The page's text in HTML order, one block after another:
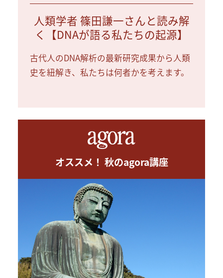
人類学者 篠田謙一さんと読み解
く【DNAが語る私たちの起源】
古代人のDNA解析の最新研究成果から人類
史を紐解き、私たちは何者かを考えます。
オススメ！ 秋のagora講座